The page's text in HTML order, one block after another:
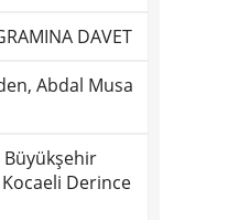
DAVET
Abdal Musa
Kocaeli Derince